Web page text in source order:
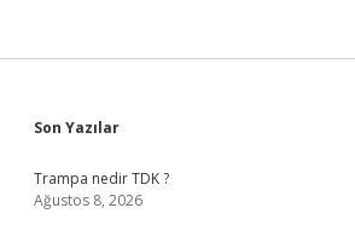
Sidebar
Son Yazılar
Trampa nedir TDK ?
Ağustos 8, 2026